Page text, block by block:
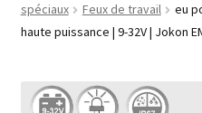
POMPES
spéciaux
Feux de travail
eu
haute puissance | 9-32V | Jokon